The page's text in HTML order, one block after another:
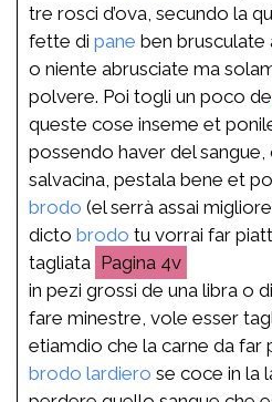
tre rosci d’ova, secundo la
fette di pane ben
o niente abrusciate ma
polvere. Poi togli un poco de
queste cose inseme et
possendo haver del
salvacina, pestala bene et
brodo (el serrà assai
dicto brodo tu vorrai far
tagliata
4v
in pezi grossi de una libra o
fare minestre, vole esser
etiamdio che la carne da far
brodo lardiero se coce in la